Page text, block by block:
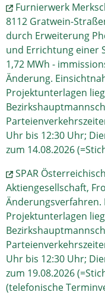
Furnierwerk
8112 Gratwein-
durch Erweiterung
und Errichtung einer
1,72 MWh -
Änderung.
Projektunterlagen
Uhr bis 12:30 Uhr;
zum 14.08.2026
SPAR
Aktiengesellschaft,
Änderungsverfahren.
Projektunterlagen
Uhr bis 12:30 Uhr;
zum 19.08.2026
(telefonische